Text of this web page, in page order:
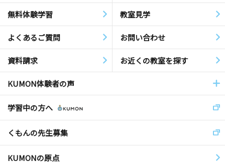
無料体験学習 教室見学
よくあるご質問 お問い合わせ
資料請求 お近くの教室を探す
KUMON体験者の声
学習中の方へ
くもんの先生募集
KUMONの原点